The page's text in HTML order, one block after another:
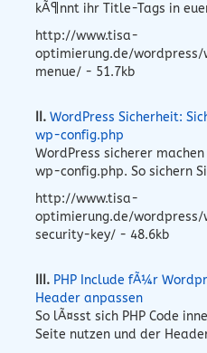
kÃ¶nnt ihr Title-Tags in
http://www.tisa-
optimierung.de/
menue/ - 51.7kb
II. WordPress Sicherheit:
wp-config.php
WordPress sicherer
wp-config.php. So sichern
http://www.tisa-
optimierung.de/
security-key/ - 48.6kb
III. PHP Include fÃ¼r
Header anpassen
So lÃ¤sst sich PHP Code
Seite nutzen und der